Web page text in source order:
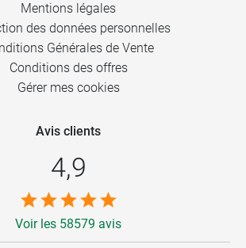
Mentions légales
des données personnelles
Générales de Vente
Conditions des offres
Gérer mes cookies
Avis clients
4,9
Voir les 58579 avis